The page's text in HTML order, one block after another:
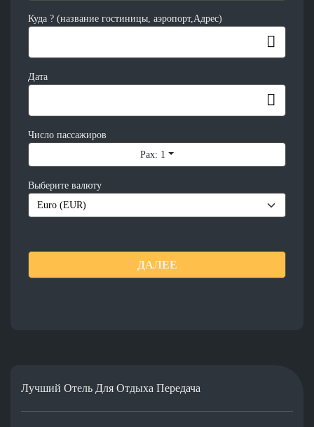
Куда ? (название гостиницы, аэропорт,Адрес)
Дата
Число пассажиров
Pax: 1
Выберите валюту
ДАЛЕЕ
Лучший Отель Для Отдыха Передача